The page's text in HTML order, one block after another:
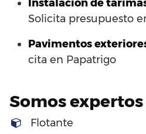
Instalación de
Solicita presupuesto
Pavimentos
cita en Papatrigo
Somos expertos
Flotante